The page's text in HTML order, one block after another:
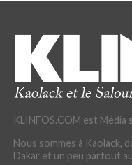
KLINFOS.COM est
Nous sommes à Kaolack,
Dakar et un peu partout